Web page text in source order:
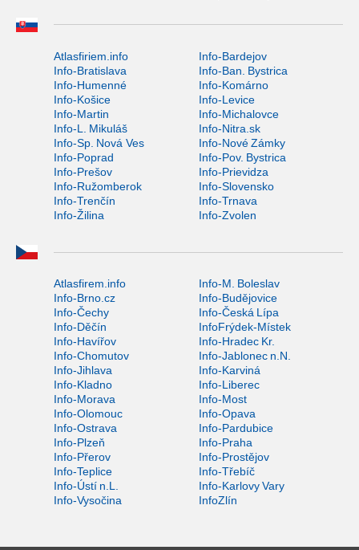
Atlasfiriem.info
Info-Bardejov
Info-Bratislava
Info-Ban. Bystrica
Info-Humenné
Info-Komárno
Info-Košice
Info-Levice
Info-Martin
Info-Michalovce
Info-L. Mikuláš
Info-Nitra.sk
Info-Sp. Nová Ves
Info-Nové Zámky
Info-Poprad
Info-Pov. Bystrica
Info-Prešov
Info-Prievidza
Info-Ružomberok
Info-Slovensko
Info-Trenčín
Info-Trnava
Info-Žilina
Info-Zvolen
Atlasfirem.info
Info-M. Boleslav
Info-Brno.cz
Info-Budějovice
Info-Čechy
Info-Česká Lípa
Info-Děčín
InfoFrýdek-Místek
Info-Havířov
Info-Hradec Kr.
Info-Chomutov
Info-Jablonec n.N.
Info-Jihlava
Info-Karviná
Info-Kladno
Info-Liberec
Info-Morava
Info-Most
Info-Olomouc
Info-Opava
Info-Ostrava
Info-Pardubice
Info-Plzeň
Info-Praha
Info-Přerov
Info-Prostějov
Info-Teplice
Info-Třebíč
Info-Ústí n.L.
Info-Karlovy Vary
Info-Vysočina
InfoZlín